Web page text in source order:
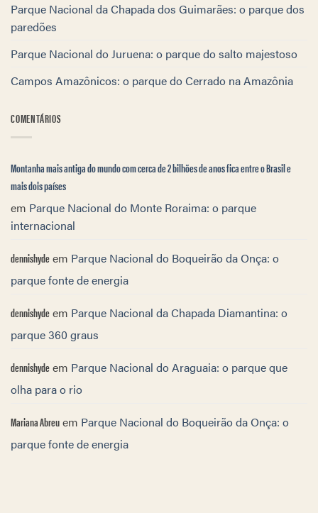
Parque Nacional da Chapada dos Guimarães: o parque dos
paredões
Parque Nacional do Juruena: o parque do salto majestoso
Campos Amazônicos: o parque do Cerrado na Amazônia
COMENTÁRIOS
Montanha mais antiga do mundo com cerca de 2 bilhões de anos fica entre o Brasil e
mais dois países
em Parque Nacional do Monte Roraima: o parque
internacional
dennishydeem Parque Nacional do Boqueirão da Onça: o
parque fonte de energia
dennishydeem Parque Nacional da Chapada Diamantina: o
parque 360 graus
dennishydeem Parque Nacional do Araguaia: o parque que
olha para o rio
Mariana Abreuem Parque Nacional do Boqueirão da Onça: o
parque fonte de energia